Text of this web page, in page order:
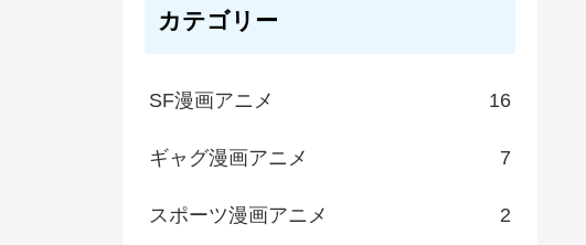
カテゴリー
SF漫画アニメ 16
ギャグ漫画アニメ 7
スポーツ漫画アニメ 2